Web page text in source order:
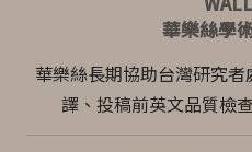
華樂絲學
華樂絲長期協助台灣研究
譯、投稿前英文品質檢